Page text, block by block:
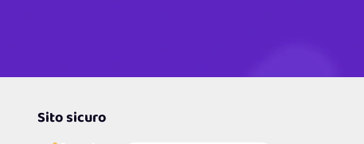
Sito sicuro